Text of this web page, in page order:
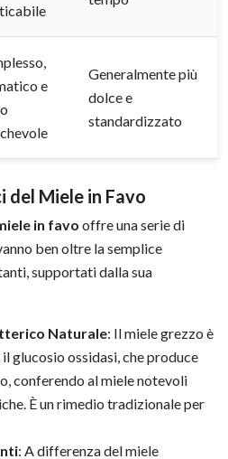
e
Generalmente più
dolce e
standardizzato
del Miele in Favo
in favo offre una serie di
ben oltre la semplice
supportati dalla sua
Naturale: Il miele grezzo è
glucosio ossidasi, che produce
conferendo al miele notevoli
È un rimedio tradizionale per
: A differenza del miele